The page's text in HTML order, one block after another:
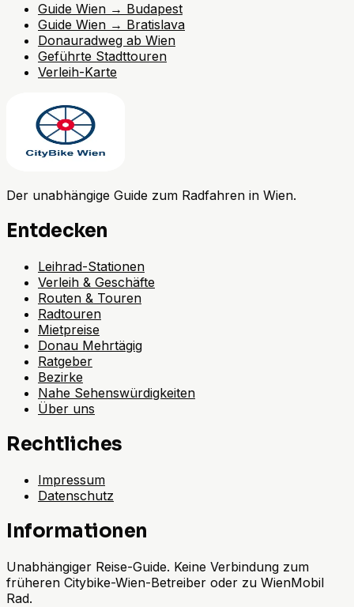
Guide Wien → Budapest
Guide Wien → Bratislava
Donauradweg ab Wien
Geführte Stadttouren
Verleih-Karte
Der unabhängige Guide zum Radfahren in Wien.
Entdecken
Leihrad-Stationen
Verleih & Geschäfte
Routen & Touren
Radtouren
Mietpreise
Donau Mehrtägig
Ratgeber
Bezirke
Nahe Sehenswürdigkeiten
Über uns
Rechtliches
Impressum
Datenschutz
Informationen
Unabhängiger Reise-Guide. Keine Verbindung zum
früheren Citybike-Wien-Betreiber oder zu WienMobil
Rad.